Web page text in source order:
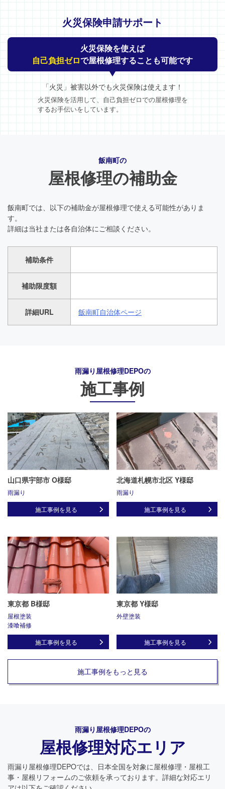
火災保険申請サポート
火災保険を使えば
自己負担ゼロで屋根修理することも可能です
「火災」被害以外でも火災保険は使えます！
火災保険を活用して、自己負担ゼロでの屋根修理を
するお手伝いをしています。
飯南町の
屋根修理の補助金
飯南町では、以下の補助金が屋根修理で使える可能性がありま
す。
詳細は当社または各自治体にご相談ください。
補助条件
補助限度額
詳細URL 飯南町自治体ページ
雨漏り屋根修理DEPOの
施工事例
山口県宇部市 O様邸
雨漏り
施工事例を見る
北海道札幌市北区 Y様邸
雨漏り
施工事例を見る
東京都 B様邸
屋根塗装
漆喰補修
施工事例を見る
東京都 Y様邸
外壁塗装
施工事例を見る
施工事例をもっと見る
雨漏り屋根修理DEPOの
屋根修理対応エリア
雨漏り屋根修理DEPOでは、日本全国を対象に屋根修理・屋根工
事・屋根リフォームのご依頼を承っております。詳細な対応エリ